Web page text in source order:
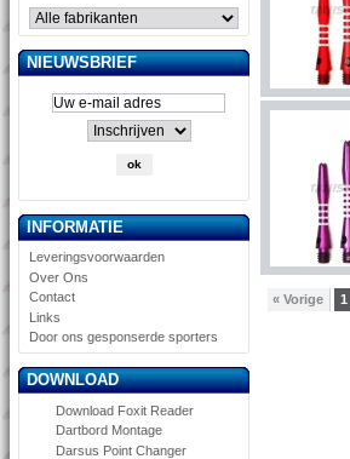
NIEUWSBRIEF
INFORMATIE
Leveringsvoorwaarden
Over Ons
Contact
Links
Door ons gesponserde sporters
DOWNLOAD
Download Foxit Reader
Dartbord Montage
Darsus Point Changer
« Vorige 1